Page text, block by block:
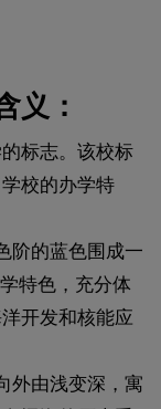
义：
标志。该校标
校的办学特
阶的蓝色围成一
特色，充分体
开发和核能应
外由浅变深，寓